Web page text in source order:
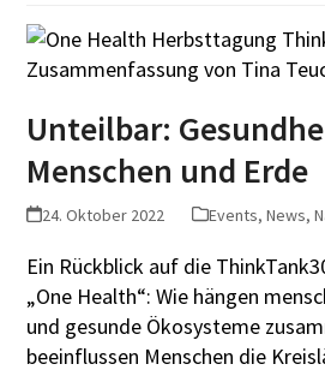
Unteilbar:
Menschen und Erde
24. Oktober 2022 Events, News,
Ein Rückblick auf die
„One Health“: Wie hängen
und gesunde Ökosysteme
beeinflussen Menschen die